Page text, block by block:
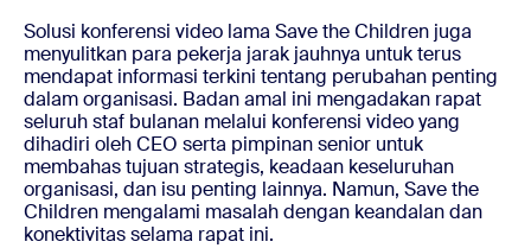
Solusi konferensi video lama Save the Children juga
menyulitkan para pekerja jarak jauhnya untuk terus
mendapat informasi terkini tentang perubahan penting
dalam organisasi. Badan amal ini mengadakan rapat
seluruh staf bulanan melalui konferensi video yang
dihadiri oleh CEO serta pimpinan senior untuk
membahas tujuan strategis, keadaan keseluruhan
organisasi, dan isu penting lainnya. Namun, Save the
Children mengalami masalah dengan keandalan dan
konektivitas selama rapat ini.